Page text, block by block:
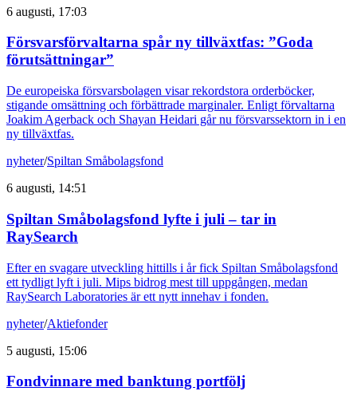
6 augusti, 17:03
Försvarsförvaltarna spår ny tillväxtfas: ”Goda
förutsättningar”
De europeiska försvarsbolagen visar rekordstora orderböcker,
stigande omsättning och förbättrade marginaler. Enligt förvaltarna
Joakim Agerback och Shayan Heidari går nu försvarssektorn in i en
ny tillväxtfas.
nyheter/Spiltan Småbolagsfond
6 augusti, 14:51
Spiltan Småbolagsfond lyfte i juli – tar in
RaySearch
Efter en svagare utveckling hittills i år fick Spiltan Småbolagsfond
ett tydligt lyft i juli. Mips bidrog mest till uppgången, medan
RaySearch Laboratories är ett nytt innehav i fonden.
nyheter/Aktiefonder
5 augusti, 15:06
Fondvinnare med banktung portfölj